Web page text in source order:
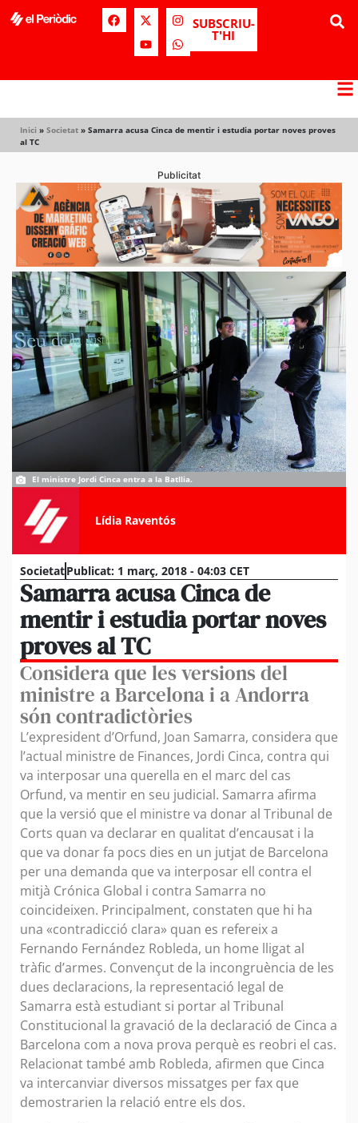
SUBSCRIU-
T'HI
Inici » Societat » Samarra acusa Cinca de mentir i estudia portar noves proves
al TC
Publicitat
El ministre Jordi Cinca entra a la Batllia.
Lídia Raventós
SocietatPublicat: 1 març, 2018 - 04:03 CET
Samarra acusa Cinca de
mentir i estudia portar noves
proves al TC
Considera que les versions del
ministre a Barcelona i a Andorra
són contradictòries
L’expresident d’Orfund, Joan Samarra, considera que
l’actual ministre de Finances, Jordi Cinca, contra qui
va interposar una querella en el marc del cas
Orfund, va mentir en seu judicial. Samarra afirma
que la versió que el ministre va donar al Tribunal de
Corts quan va declarar en qualitat d’encausat i la
que va donar fa pocs dies en un jutjat de Barcelona
per una demanda que va interposar ell contra el
mitjà Crónica Global i contra Samarra no
coincideixen. Principalment, constaten que hi ha
una «contradicció clara» quan es refereix a
Fernando Fernández Robleda, un home lligat al
tràfic d’armes. Convençut de la incongruència de les
dues declaracions, la representació legal de
Samarra està estudiant si portar al Tribunal
Constitucional la gravació de la declaració de Cinca a
Barcelona com a nova prova perquè es reobri el cas.
Relacionat també amb Robleda, afirmen que Cinca
va intercanviar diversos missatges per fax que
demostrarien la relació entre els dos.